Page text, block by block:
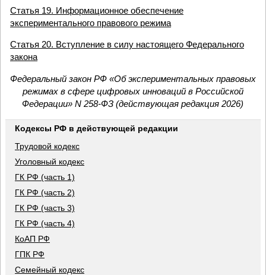
Статья 19. Информационное обеспечение
экспериментального правового режима
Статья 20. Вступление в силу настоящего Федерального
закона
Федеральный закон РФ «Об экспериментальных правовых
режимах в сфере цифровых инноваций в Российской
Федерации» N 258-ФЗ (действующая редакция 2026)
Кодексы РФ в действующей редакции
Трудовой кодекс
Уголовный кодекс
ГК РФ (часть 1)
ГК РФ (часть 2)
ГК РФ (часть 3)
ГК РФ (часть 4)
КоАП РФ
ГПК РФ
Семейный кодекс